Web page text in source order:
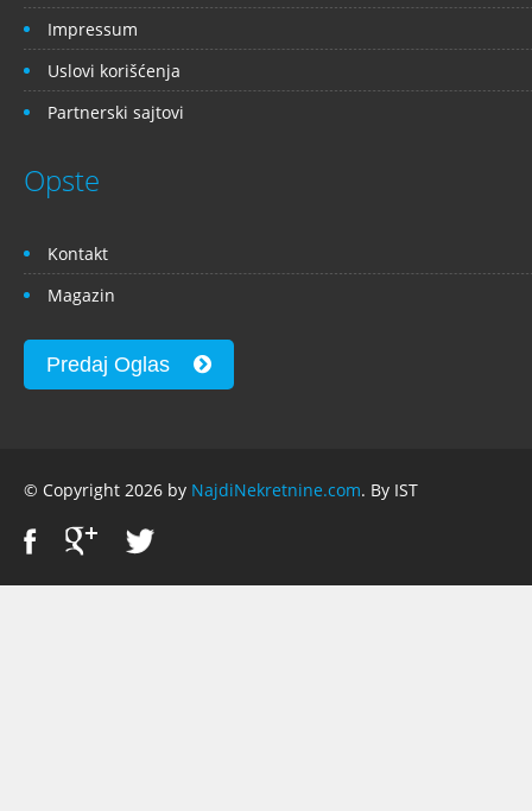
Impressum
Uslovi korišćenja
Partnerski sajtovi
Opste
Kontakt
Magazin
Predaj Oglas
© Copyright 2026 by NajdiNekretnine.com. By IST